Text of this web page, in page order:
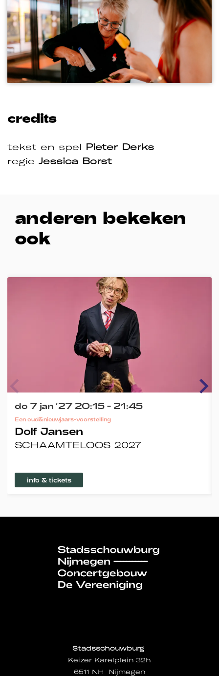
credits
tekst en spel Pieter Derks
regie Jessica Borst
anderen bekeken
ook
Dolf Jansen
SCHAAMTELOOS 2027
Een oud&nieuwjaars-voorstelling
do 7 jan ’27 20:15 - 21:45
info & tickets
Stadsschouwburg
Keizer Karelplein 32h
6511 NH Nijmegen